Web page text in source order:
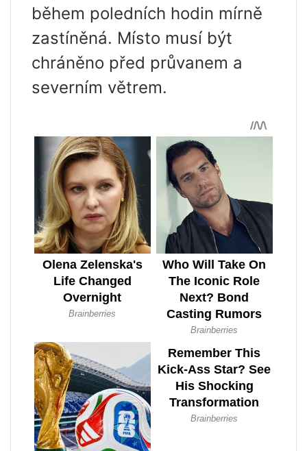
během poledních hodin mírně
zastíněná. Místo musí být
chráněno před průvanem a
severním větrem.